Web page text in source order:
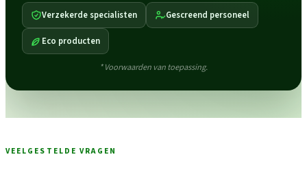
Verzekerde specialisten Gescreend personeel
Eco producten
* Voorwaarden van toepassing.
VEELGESTELDE VRAGEN